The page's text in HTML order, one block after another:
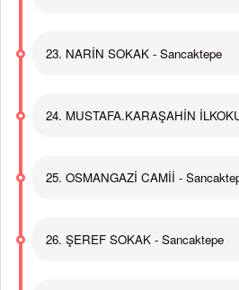
23. NARİN SOKAK - Sancaktepe
24. MUSTAFA.KARAŞAHİN
25. OSMANGAZİ CAMİİ -
26. ŞEREF SOKAK - Sancaktepe